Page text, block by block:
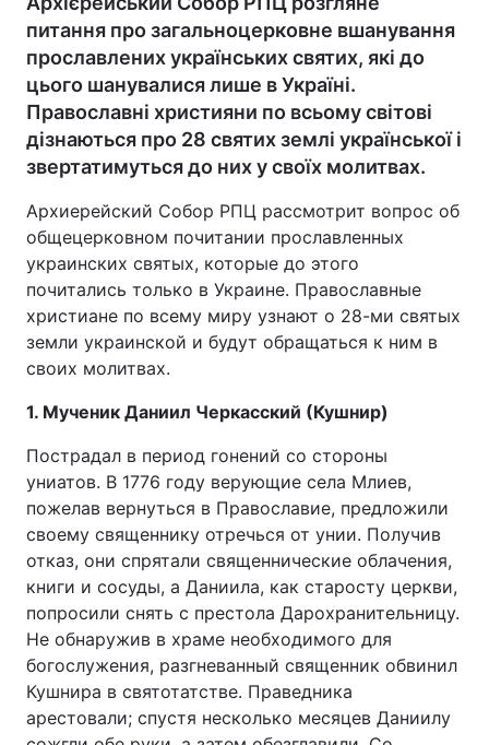
питання про загальноцерковне вшанування
прославлених українських святих, які до
цього шанувалися лише в Україні.
Православні християни по всьому світові
дізнаються про 28 святих землі української і
звертатимуться до них у своїх молитвах.
Архиерейский Собор РПЦ рассмотрит вопрос об
общецерковном почитании прославленных
украинских святых, которые до этого
почитались только в Украине. Православные
христиане по всему миру узнают о 28-ми святых
земли украинской и будут обращаться к ним в
своих молитвах.
1. Мученик Даниил Черкасский (Кушнир)
Пострадал в период гонений со стороны
униатов. В 1776 году верующие села Млиев,
пожелав вернуться в Православие, предложили
своему священнику отречься от унии. Получив
отказ, они спрятали священнические облачения,
книги и сосуды, а Даниила, как старосту церкви,
попросили снять с престола Дарохранительницу.
Не обнаружив в храме необходимого для
богослужения, разгневанный священник обвинил
Кушнира в святотатстве. Праведника
арестовали; спустя несколько месяцев Даниилу